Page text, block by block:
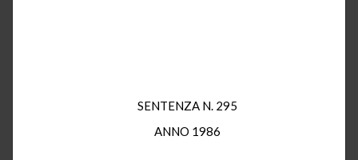
SENTENZA N. 295
ANNO 1986